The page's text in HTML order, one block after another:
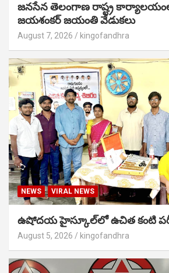
జనసేన తెలంగాణ రాష్ట్ర
జయశంకర్ జయంతి వేడుకలు
August 7, 2026 kingofandhra
NEWS VIRAL NEWS
ఉషోదయ హైస్కూల్‌లో ఉచిత కంటి
August 5, 2026 kingofandhra